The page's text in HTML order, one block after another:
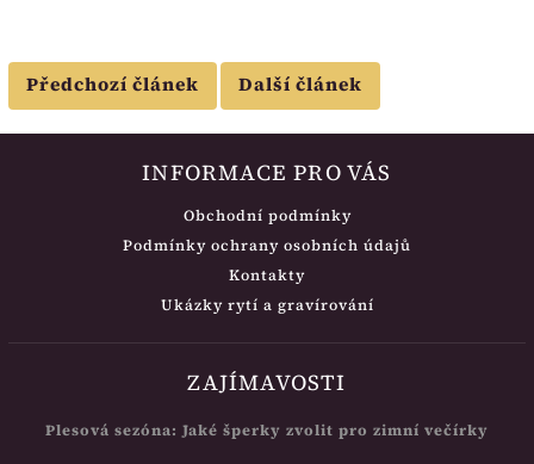
Předchozí článek Další článek
INFORMACE PRO VÁS
Obchodní podmínky
Podmínky ochrany osobních údajů
Kontakty
Ukázky rytí a gravírování
ZAJÍMAVOSTI
Plesová sezóna: Jaké šperky zvolit pro zimní večírky